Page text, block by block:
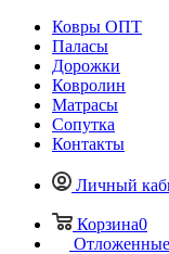
Ковры ОПТ
Паласы
Дорожки
Ковролин
Матрасы
Сопутка
Контакты
Личный
Корзина0
Отложенные